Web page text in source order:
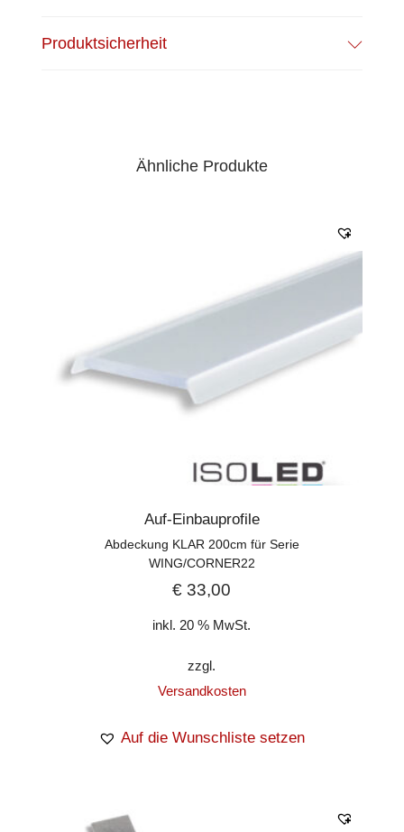
Produktsicherheit
Ähnliche Produkte
Auf-Einbauprofile
Abdeckung KLAR 200cm für Serie
WING/CORNER22
€ 33,00
inkl. 20 % MwSt.
zzgl.
Versandkosten
Auf die Wunschliste setzen